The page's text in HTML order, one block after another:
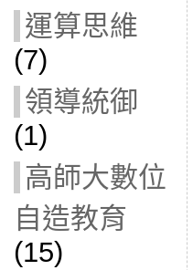
運算思維
(7)
領導統御
(1)
高師大數位
自造教育
(15)